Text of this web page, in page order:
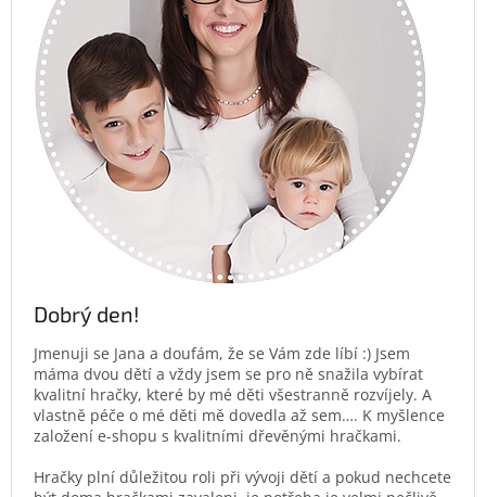
Dobrý den!
Jmenuji se Jana a doufám, že se Vám zde líbí :) Jsem
máma dvou dětí a vždy jsem se pro ně snažila vybírat
kvalitní hračky, které by mé děti všestranně rozvíjely. A
vlastně péče o mé děti mě dovedla až sem…. K myšlence
založení e-shopu s kvalitními dřevěnými hračkami.
Hračky plní důležitou roli při vývoji dětí a pokud nechcete